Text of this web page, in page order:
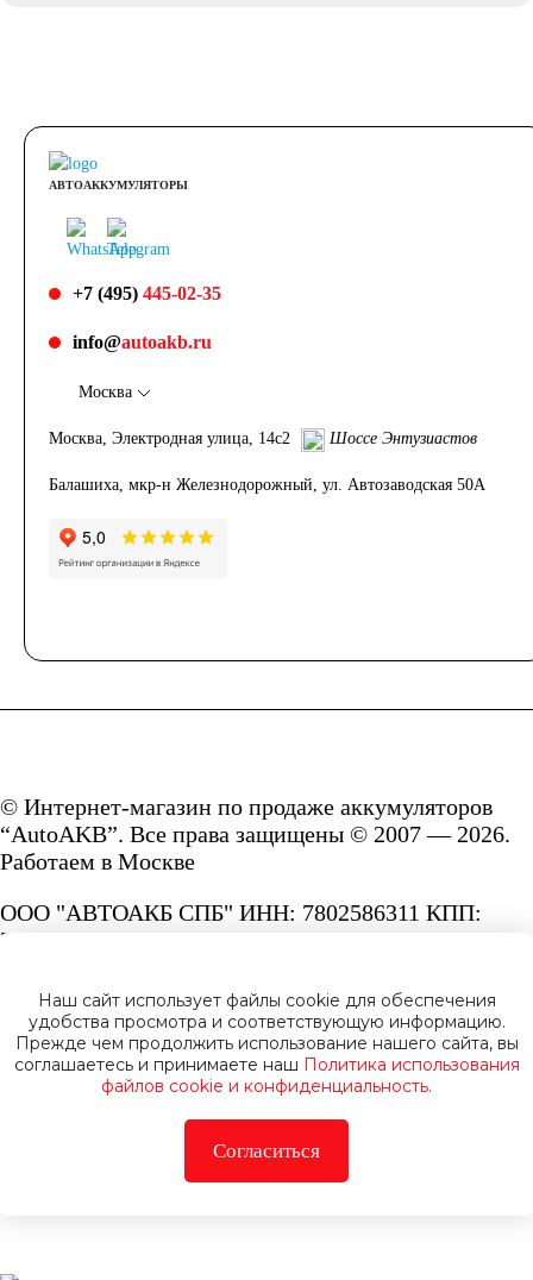
АВТОАККУМУЛЯТОРЫ
+7 (495) 445-02-35
info@autoakb.ru
Москва
Москва, Электродная улица, 14с2 Шоссе Энтузиастов
Балашиха, мкр-н Железнодорожный, ул. Автозаводская 50А
© Интернет-магазин по продаже аккумуляторов
“AutoAKB”. Все права защищены © 2007 — 2026.
Работаем в Москве
ООО "АВТОАКБ СПБ" ИНН: 7802586311 КПП:
780201001 ОГРН: 1167847287156.
Сайт под защитой reCAPTCHA и Google
Privacy PolicyиTerms of Service.
Политика конфиденциальности
Наш сайт использует файлы cookie для обеспечения
удобства просмотра и соответствующую информацию.
Прежде чем продолжить использование нашего сайта, вы
соглашаетесь и принимаете наш Политика использования
файлов cookie и конфиденциальность.
Согласиться